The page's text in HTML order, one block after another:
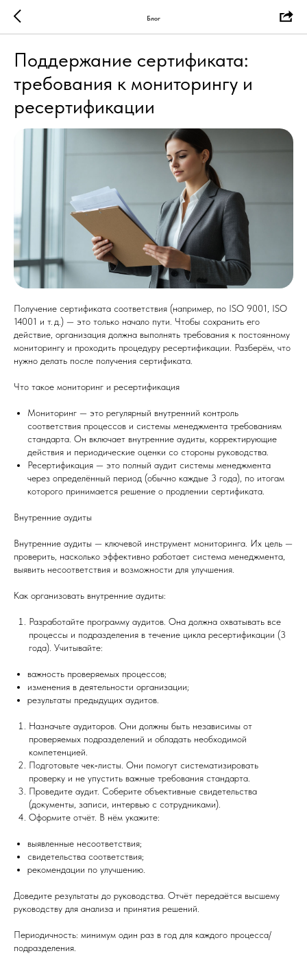
Блог
Поддержание сертификата:
требования к мониторингу и
ресертификации
Получение сертификата соответствия (например, по ISO 9001, ISO
14001 и т. д.) — это только начало пути. Чтобы сохранить его
действие, организация должна выполнять требования к постоянному
мониторингу и проходить процедуру ресертификации. Разберём, что
нужно делать после получения сертификата.
Что такое мониторинг и ресертификация
Мониторинг — это регулярный внутренний контроль
соответствия процессов и системы менеджмента требованиям
стандарта. Он включает внутренние аудиты, корректирующие
действия и периодические оценки со стороны руководства.
Ресертификация — это полный аудит системы менеджмента
через определённый период (обычно каждые 3 года), по итогам
которого принимается решение о продлении сертификата.
Внутренние аудиты
Внутренние аудиты — ключевой инструмент мониторинга. Их цель —
проверить, насколько эффективно работает система менеджмента,
выявить несоответствия и возможности для улучшения.
Как организовать внутренние аудиты:
Разработайте программу аудитов. Она должна охватывать все
процессы и подразделения в течение цикла ресертификации (3
года). Учитывайте:
важность проверяемых процессов;
изменения в деятельности организации;
результаты предыдущих аудитов.
Назначьте аудиторов. Они должны быть независимы от
проверяемых подразделений и обладать необходимой
компетенцией.
Подготовьте чек‑листы. Они помогут систематизировать
проверку и не упустить важные требования стандарта.
Проведите аудит. Соберите объективные свидетельства
(документы, записи, интервью с сотрудниками).
Оформите отчёт. В нём укажите:
выявленные несоответствия;
свидетельства соответствия;
рекомендации по улучшению.
Доведите результаты до руководства. Отчёт передаётся высшему
руководству для анализа и принятия решений.
Периодичность: минимум один раз в год для каждого процесса/
подразделения.